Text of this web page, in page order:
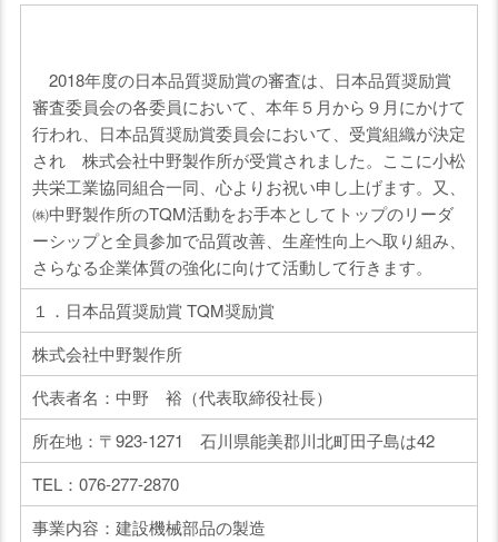
2018年度の日本品質奨励賞の審査は、日本品質奨励賞
審査委員会の各委員において、本年５月から９月にかけて
行われ、日本品質奨励賞委員会において、受賞組織が決定
され 株式会社中野製作所が受賞されました。ここに小松
共栄工業協同組合一同、心よりお祝い申し上げます。又、
㈱中野製作所のTQM活動をお手本としてトップのリーダ
ーシップと全員参加で品質改善、生産性向上へ取り組み、
さらなる企業体質の強化に向けて活動して行きます。
１．日本品質奨励賞 TQM奨励賞
株式会社中野製作所
代表者名：中野 裕（代表取締役社長）
所在地：〒923-1271 石川県能美郡川北町田子島は42
TEL：076-277-2870
事業内容：建設機械部品の製造